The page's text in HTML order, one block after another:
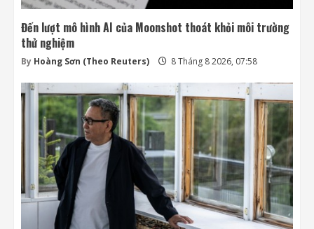
Đến lượt mô hình AI của Moonshot thoát khỏi môi trường
thử nghiệm
By Hoàng Sơn (Theo Reuters) 8 Tháng 8 2026, 07:58